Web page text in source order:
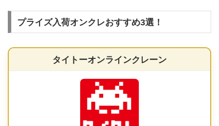
プライズ入荷オンクレおすすめ3選！
タイトーオンラインクレーン